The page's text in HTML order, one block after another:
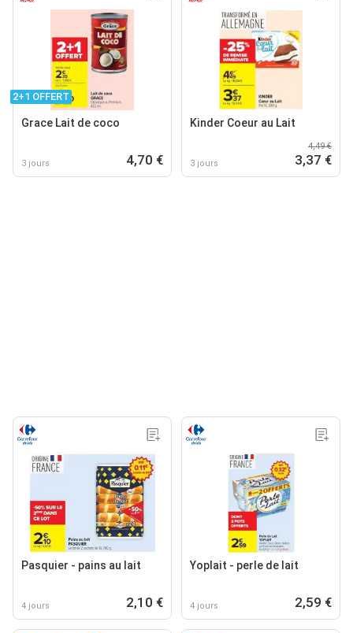
2+1 OFFERT
Grace Lait de coco
3 jours 4,70 €
Kinder Coeur au Lait
3 jours
4,49 €
3,37 €
Pasquier - pains au lait
4 jours 2,10 €
Yoplait - perle de lait
4 jours 2,59 €